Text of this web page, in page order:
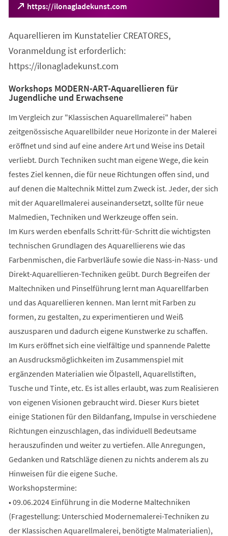
https://ilonagladekunst.com
(Öffnet
in
neuen
Aquarellieren im Kunstatelier CREATORES,
Voranmeldung ist erforderlich:
https://ilonagladekunst.com
Workshops MODERN-ART-Aquarellieren für
Jugendliche und Erwachsene
Im Vergleich zur "Klassischen Aquarellmalerei" haben
zeitgenössische Aquarellbilder neue Horizonte in der Malerei
eröffnet und sind auf eine andere Art und Weise ins Detail
verliebt. Durch Techniken sucht man eigene Wege, die kein
festes Ziel kennen, die für neue Richtungen offen sind, und
auf denen die Maltechnik Mittel zum Zweck ist. Jeder, der sich
mit der Aquarellmalerei auseinandersetzt, sollte für neue
Malmedien, Techniken und Werkzeuge offen sein.
Im Kurs werden ebenfalls Schritt-für-Schritt die wichtigsten
technischen Grundlagen des Aquarellierens wie das
Farbenmischen, die Farbverläufe sowie die Nass-in-Nass- und
Direkt-Aquarellieren-Techniken geübt. Durch Begreifen der
Maltechniken und Pinselführung lernt man Aquarellfarben
und das Aquarellieren kennen. Man lernt mit Farben zu
formen, zu gestalten, zu experimentieren und Weiß
auszusparen und dadurch eigene Kunstwerke zu schaffen.
Im Kurs eröffnet sich eine vielfältige und spannende Palette
an Ausdrucksmöglichkeiten im Zusammenspiel mit
ergänzenden Materialien wie Ölpastell, Aquarellstiften,
Tusche und Tinte, etc. Es ist alles erlaubt, was zum Realisieren
von eigenen Visionen gebraucht wird. Dieser Kurs bietet
einige Stationen für den Bildanfang, Impulse in verschiedene
Richtungen einzuschlagen, das individuell Bedeutsame
herauszufinden und weiter zu vertiefen. Alle Anregungen,
Gedanken und Ratschläge dienen zu nichts anderem als zu
Hinweisen für die eigene Suche.
Workshopstermine:
• 09.06.2024 Einführung in die Moderne Maltechniken
(Fragestellung: Unterschied Modernemalerei-Techniken zu
der Klassischen Aquarellmalerei, benötigte Malmaterialien),